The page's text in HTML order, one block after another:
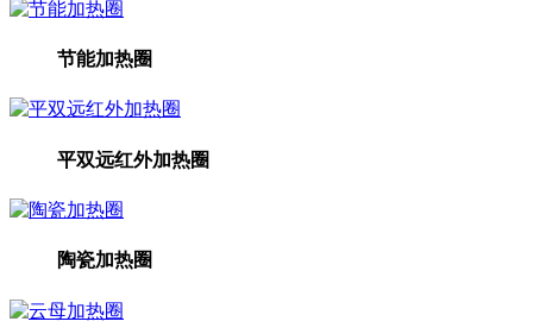
节能加热圈
平双远红外加热圈
陶瓷加热圈